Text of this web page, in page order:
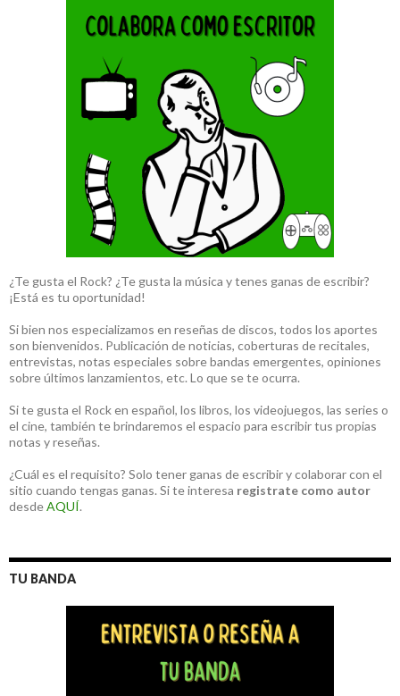
¿Te gusta el Rock? ¿Te gusta la música y tenes ganas de escribir?
¡Está es tu oportunidad!
Si bien nos especializamos en reseñas de discos, todos los aportes
son bienvenidos. Publicación de noticias, coberturas de recitales,
entrevistas, notas especiales sobre bandas emergentes, opiniones
sobre últimos lanzamientos, etc. Lo que se te ocurra.
Si te gusta el Rock en español, los libros, los videojuegos, las series o
el cine, también te brindaremos el espacio para escribir tus propias
notas y reseñas.
¿Cuál es el requisito? Solo tener ganas de escribir y colaborar con el
sitio cuando tengas ganas. Si te interesa registrate como autor
desdeAQUÍ.
TU BANDA